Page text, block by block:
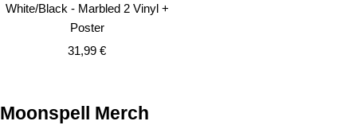
White/Black - Marbled 2 Vinyl +
Poster
Angebotspreis
31,99 €
Moonspell Merch